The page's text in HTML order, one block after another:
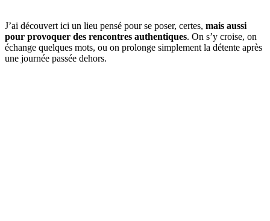
J’ai découvert ici un lieu pensé pour se poser, certes, mais aussi
pour provoquer des rencontres authentiques. On s’y croise, on
échange quelques mots, ou on prolonge simplement la détente après
une journée passée dehors.